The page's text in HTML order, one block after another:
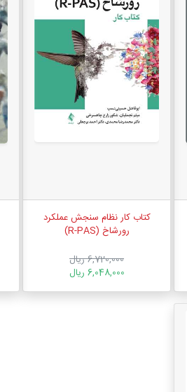
کتاب کار نظام سنجش عملکرد
رورشاخ (R-PAS)
6,720,000 ریال
6,048,000 ریال